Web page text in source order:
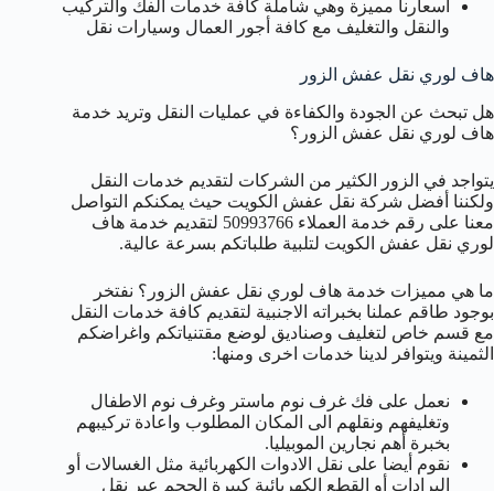
أسعارنا مميزة وهي شاملة كافة خدمات الفك والتركيب
والنقل والتغليف مع كافة أجور العمال وسيارات نقل
هاف لوري نقل عفش الزور
هل تبحث عن الجودة والكفاءة في عمليات النقل وتريد خدمة
هاف لوري نقل عفش الزور؟
يتواجد في الزور الكثير من الشركات لتقديم خدمات النقل
ولكننا أفضل شركة نقل عفش الكويت حيث يمكنكم التواصل
معنا على رقم خدمة العملاء 50993766 لتقديم خدمة هاف
لوري نقل عفش الكويت لتلبية طلباتكم بسرعة عالية.
ما هي مميزات خدمة هاف لوري نقل عفش الزور؟ نفتخر
بوجود طاقم عملنا بخبراته الاجنبية لتقديم كافة خدمات النقل
مع قسم خاص لتغليف وصناديق لوضع مقتنياتكم واغراضكم
الثمينة ويتوافر لدينا خدمات اخرى ومنها:
نعمل على فك غرف نوم ماستر وغرف نوم الاطفال
وتغليفهم ونقلهم الى المكان المطلوب واعادة تركيبهم
بخبرة أهم نجارين الموبيليا.
نقوم أيضا على نقل الادوات الكهربائية مثل الغسالات أو
البرادات أو القطع الكهربائية كبيرة الحجم عبر نقل